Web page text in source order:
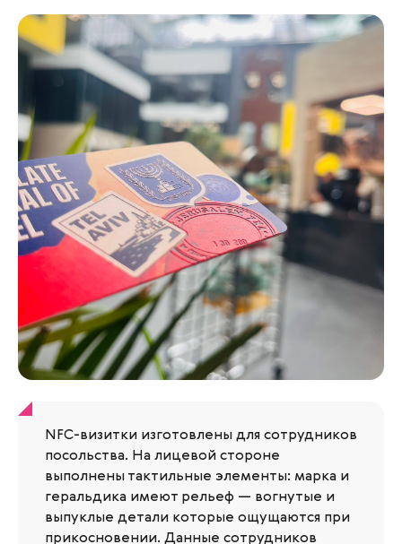
NFC-визитки изготовлены для сотрудников
посольства. На лицевой стороне
выполнены тактильные элементы: марка и
геральдика имеют рельеф — вогнутые и
выпуклые детали которые ощущаются при
прикосновении. Данные сотрудников